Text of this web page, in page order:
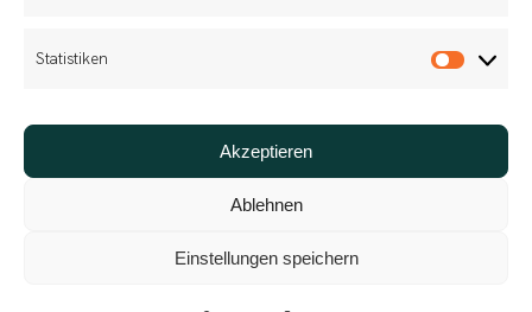
Statistiken
Akzeptieren
Ablehnen
Einstellungen speichern
Für die Planung, Durchführung und Bewertung
von Schulungsdienstleistungen
Beratungsunternehmen